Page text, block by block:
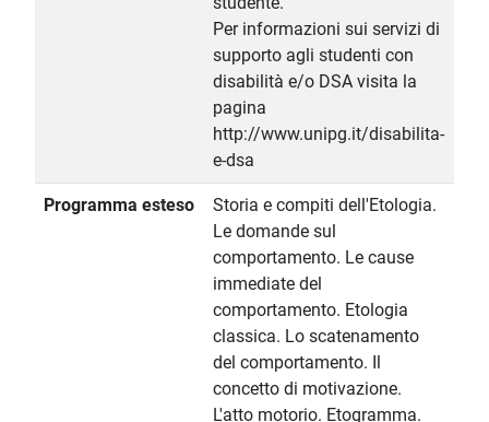
Per informazioni sui servizi di
supporto agli studenti con
disabilità e/o DSA visita la
pagina
http://www.unipg.it/disabilita-
e-dsa
Programma esteso
Storia e compiti dell'Etologia.
Le domande sul
comportamento. Le cause
immediate del
comportamento. Etologia
classica. Lo scatenamento
del comportamento. Il
concetto di motivazione.
L'atto motorio. Etogramma.